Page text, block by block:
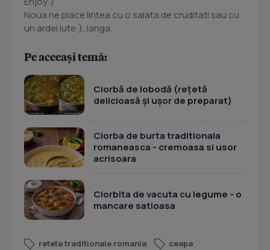
Noua ne place lintea cu o salata de cruditati sau cu
un ardei iute:), langa.
Pe aceeași temă:
Ciorbă de lobodă (rețetă
delicioasă și ușor de preparat)
Ciorba de burta traditionala
romaneasca - cremoasa si usor
acrisoara
Ciorbita de vacuta cu legume - o
mancare satioasa
retete traditionale romania
ceapa